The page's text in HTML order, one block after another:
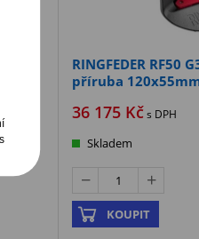
RINGFEDER RF50
příruba
36 175 Kčs DPH
Skladem
KOUPIT